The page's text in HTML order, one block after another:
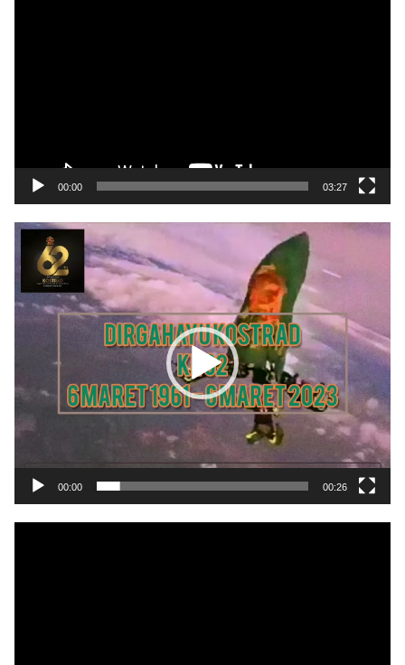
00:00 03:27
Pemutar
Video
00:00 00:26